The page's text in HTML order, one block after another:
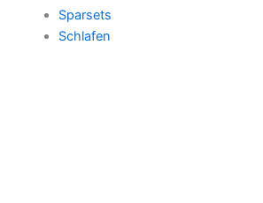
Sparsets
Schlafen